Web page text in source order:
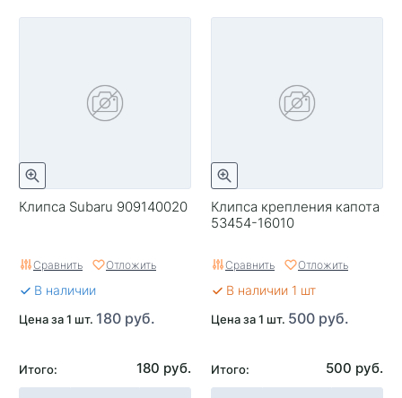
Клипса Subaru 909140020
Сравнить Отложить
В наличии
Цена за 1 шт. 180 руб.
Итого: 180 руб.
Клипса крепления капота
53454-16010
Сравнить Отложить
В наличии 1 шт
Цена за 1 шт. 500 руб.
Итого: 500 руб.